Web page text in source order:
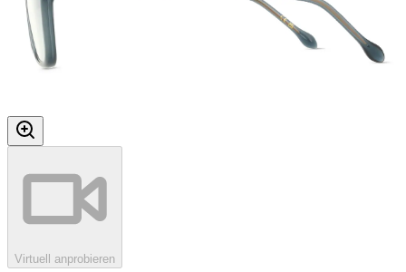
Virtuell anprobieren